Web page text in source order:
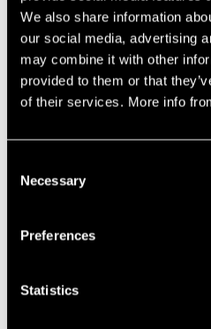
We also share information
our social media, advertising
may combine it with other
provided to them or that
of their services. More info
Selection
Necessary
Preferences
Statistics
Lisää uutisia ja